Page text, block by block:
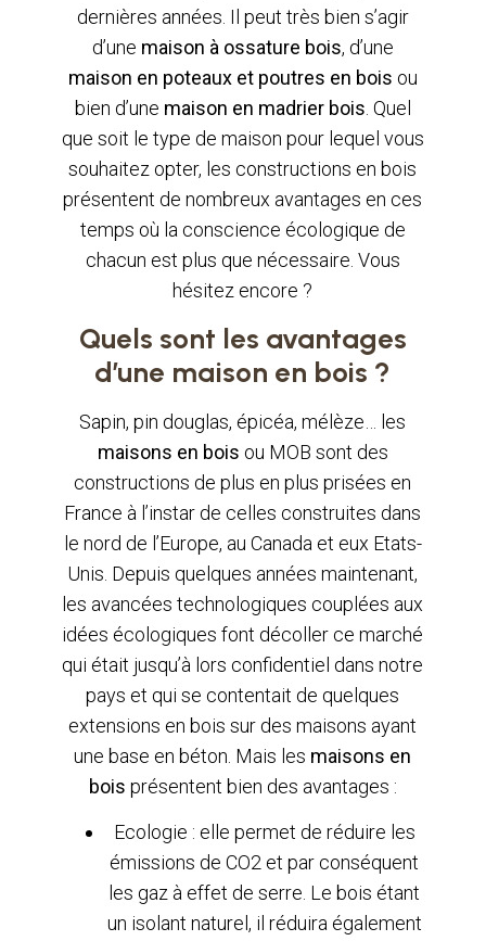
dernières années. Il peut très bien s’agir
d’une maison à ossature bois, d’une
maison en poteaux et poutres en bois ou
bien d’une maison en madrier bois. Quel
que soit le type de maison pour lequel vous
souhaitez opter, les constructions en bois
présentent de nombreux avantages en ces
temps où la conscience écologique de
chacun est plus que nécessaire. Vous
hésitez encore ?
Quels sont les avantages
d’une maison en bois ?
Sapin, pin douglas, épicéa, mélèze… les
maisons en bois ou MOB sont des
constructions de plus en plus prisées en
France à l’instar de celles construites dans
le nord de l’Europe, au Canada et eux Etats-
Unis. Depuis quelques années maintenant,
les avancées technologiques couplées aux
idées écologiques font décoller ce marché
qui était jusqu’à lors confidentiel dans notre
pays et qui se contentait de quelques
extensions en bois sur des maisons ayant
une base en béton. Mais les maisons en
bois présentent bien des avantages :
Ecologie : elle permet de réduire les
émissions de CO2 et par conséquent
les gaz à effet de serre. Le bois étant
un isolant naturel, il réduira également